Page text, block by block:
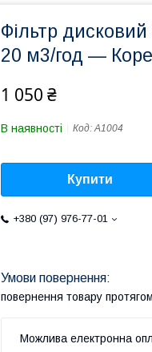
Фільтр
20 м3/год —
1 050 ₴
В наявності Код:А1004
Купити
+380 (97) 976-77-01
повернення товару